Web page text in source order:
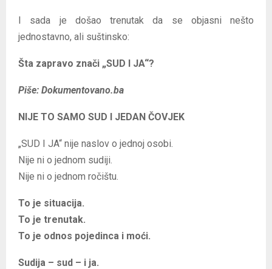
I sada je došao trenutak da se objasni nešto
jednostavno, ali suštinsko:
Šta zapravo znači „SUD I JA“?
Piše: Dokumentovano.ba
NIJE TO SAMO SUD I JEDAN ČOVJEK
„SUD I JA“ nije naslov o jednoj osobi.
Nije ni o jednom sudiji.
Nije ni o jednom ročištu.
To je situacija.
To je trenutak.
To je odnos pojedinca i moći.
Sudija – sud – i ja.